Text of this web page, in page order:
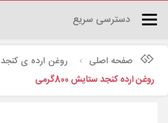
دسترسی سریع
Categories
صفحه اصلی
روغن ارده ی کنجد
روغن ارده کنجد ستایش 800گرمی